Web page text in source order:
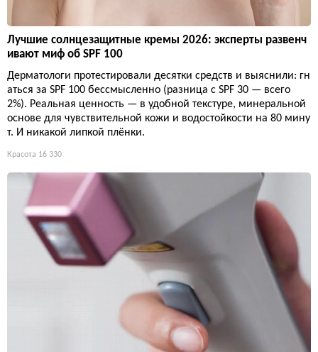
Лучшие солнцезащитные кремы 2026: эксперты развенч
ивают миф об SPF 100
Дерматологи протестировали десятки средств и выяснили: гн
аться за SPF 100 бессмысленно (разница с SPF 30 — всего
2%). Реальная ценность — в удобной текстуре, минеральной
основе для чувствительной кожи и водостойкости на 80 мину
т. И никакой липкой плёнки.
Красота 16 330